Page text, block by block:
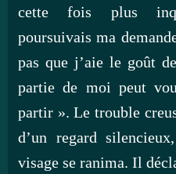
cette fois plus
poursuivais ma
pas que j’aie le goût
partie de moi peut
partir ». Le trouble
d’un regard
visage se ranima. Il